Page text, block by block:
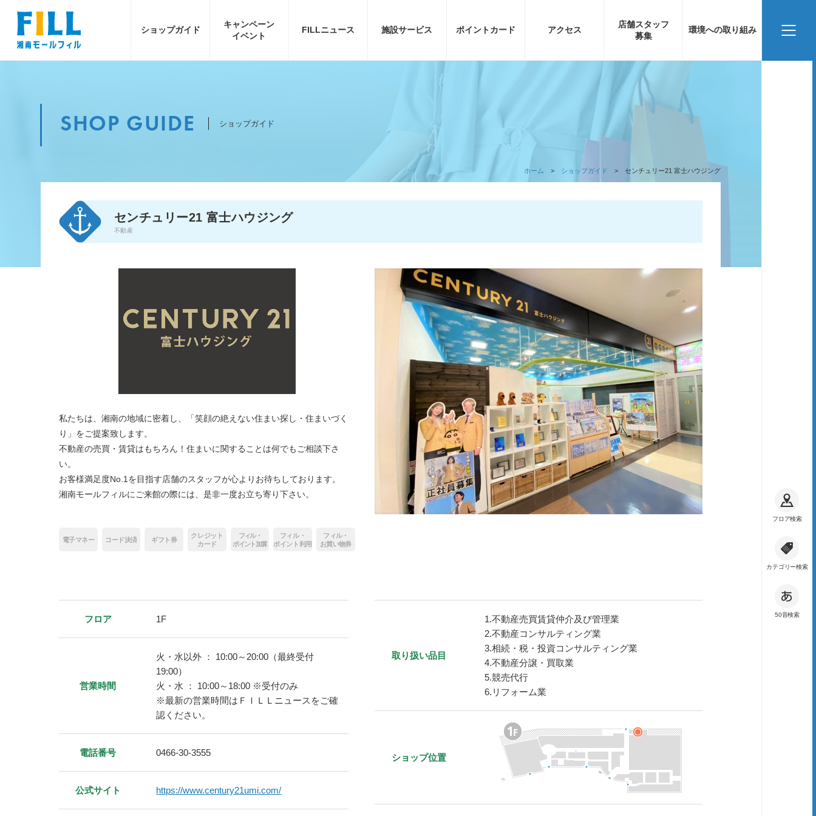
ショップガイド
キャンペーン
イベント
FILLニュース 施設サービス ポイントカード アクセス
店舗スタッフ
募集
環境への取り組み
フロア検索
カテゴリー検索
50音検索
SHOP GUIDE ショップガイド
ホーム ショップガイド センチュリー21 富士ハウジング
センチュリー21 富士ハウジング
不動産
私たちは、湘南の地域に密着し、「笑顔の絶えない住まい探し・住まいづく
り」をご提案致します。
不動産の売買・賃貸はもちろん！住まいに関することは何でもご相談下さ
い。
お客様満足度No.1を目指す店舗のスタッフが心よりお待ちしております。
湘南モールフィルにご来館の際には、是非一度お立ち寄り下さい。
電子マネー コード決済 ギフト券
クレジット
カード
フィル・
ポイント加算
フィル・
ポイント利用
フィル・
お買い物券
フロア 1F
営業時間
火・水以外 ： 10:00～20:00（最終受付
19:00）
火・水 ： 10:00～18:00 ※受付のみ
※最新の営業時間はＦＩＬＬニュースをご確
認ください。
電話番号 0466-30-3555
公式サイト https://www.century21umi.com/
取り扱い品目
1.不動産売買賃貸仲介及び管理業
2.不動産コンサルティング業
3.相続・税・投資コンサルティング業
4.不動産分譲・買取業
5.競売代行
6.リフォーム業
ショップ位置